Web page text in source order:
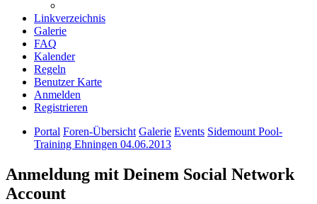
Linkverzeichnis
Galerie
FAQ
Kalender
Regeln
Benutzer Karte
Anmelden
Registrieren
Portal Foren-Übersicht Galerie Events Sidemount Pool-
Training Ehningen 04.06.2013
Anmeldung mit Deinem Social Network
Account